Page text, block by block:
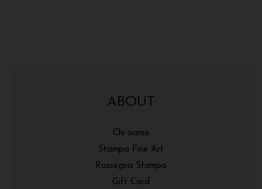
ABOUT
Chi siamo
Stampa Fine Art
Rassegna Stampa
Gift Card